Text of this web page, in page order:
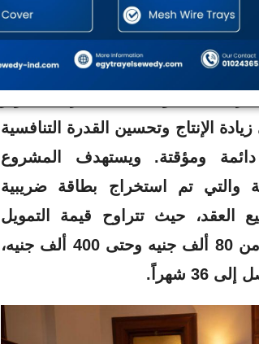
المتوسطة والصغيرة ومتناهية
بإتاحة تمويل بقيمة 500 مليون جنيه لبنك مصر لإعادة إقراضه
متناهية الصغر، وذلك لتمويل
الآلات والمعدات اللازمة لتطوير
الإنتاج وتحسين القدرة التنافسية
ومؤقتة. ويستهدف المشروع
والتي تم استخراج بطاقة ضريبية
العقد، حيث تتراوح قيمة التمويل
الممنوح للمستفيد النهائي بين أكثر من 80 ألف جنيه وحتى 400 ألف جنيه،